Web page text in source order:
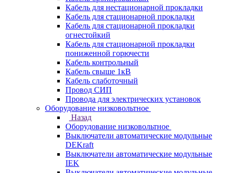
Кабель для нестационарной прокладки
Кабель для стационарной прокладки
Кабель для стационарной прокладки
огнестойкий
Кабель для стационарной прокладки
пониженной горючести
Кабель контрольный
Кабель свыше 1кВ
Кабель слаботочный
Провод СИП
Провода для электрических установок
Оборудование низковольтное
Назад
Оборудование низковольтное
Выключатели автоматические модульные
DEKraft
Выключатели автоматические модульные
IEK